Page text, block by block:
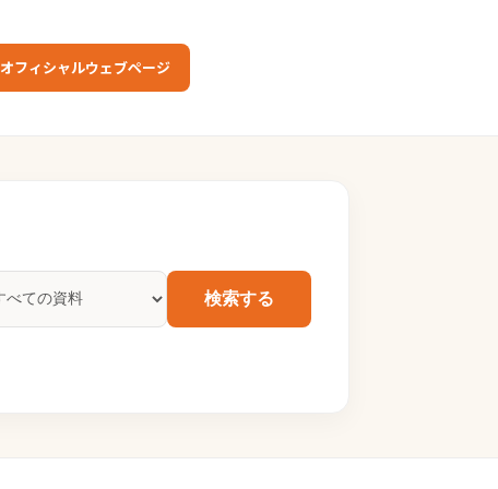
オフィシャルウェブページ
検索する